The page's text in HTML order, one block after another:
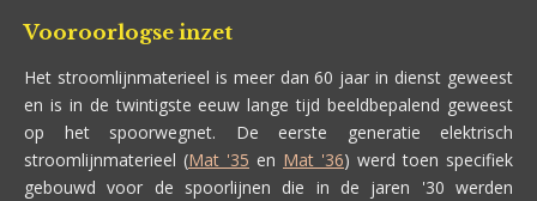
Vooroorlogse inzet
Het stroomlijnmaterieel is meer dan 60 jaar in dienst geweest
en is in de twintigste eeuw lange tijd beeldbepalend geweest
op het spoorwegnet. De eerste generatie elektrisch
stroomlijnmaterieel (Mat '35 en Mat '36) werd toen specifiek
gebouwd voor de spoorlijnen die in de jaren '30 werden